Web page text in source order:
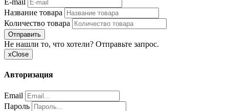
E-mail
Название товара
Количество товара
Отправить
Не нашли то, что хотели? Отправьте запрос.
xClose
Авторизация
Email
Пароль